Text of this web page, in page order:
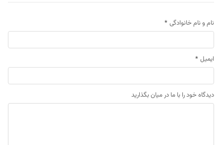
نام و نام خانوادگی *
ایمیل *
دیدگاه خود را با ما در میان بگذارید